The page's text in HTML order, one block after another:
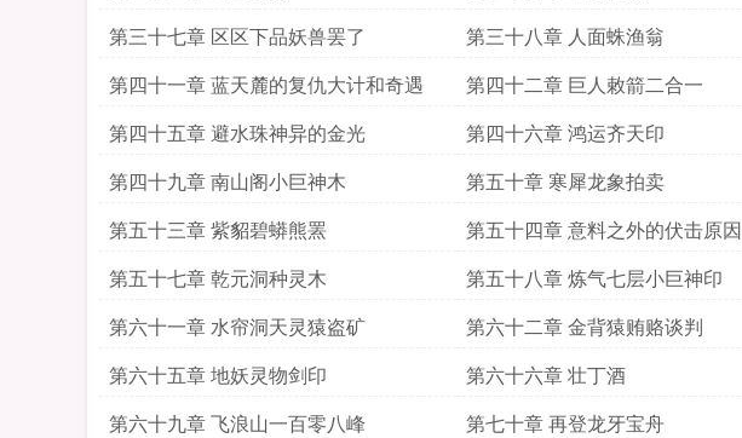
第三十七章 区区下品妖兽罢了
第三十八章 人面蛛渔翁
第四十一章 蓝天麓的复仇大计和奇遇
第四十二章 巨人敕箭二合一
第四十五章 避水珠神异的金光
第四十六章 鸿运齐天印
第四十九章 南山阁小巨神木
第五十章 寒犀龙象拍卖
第五十三章 紫貂碧蟒熊罴
第五十四章 意料之外的伏击原因
第五十七章 乾元洞种灵木
第五十八章 炼气七层小巨神印
第六十一章 水帘洞天灵猿盗矿
第六十二章 金背猿贿赂谈判
第六十五章 地妖灵物剑印
第六十六章 壮丁酒
第六十九章 飞浪山一百零八峰
第七十章 再登龙牙宝舟